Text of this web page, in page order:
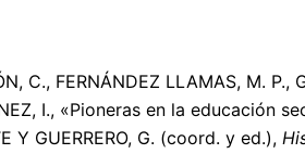
C., FERNÁNDEZ LLAMAS, M. P.,
I., «Pioneras en la educación
Y GUERRERO, G. (coord. y ed.),